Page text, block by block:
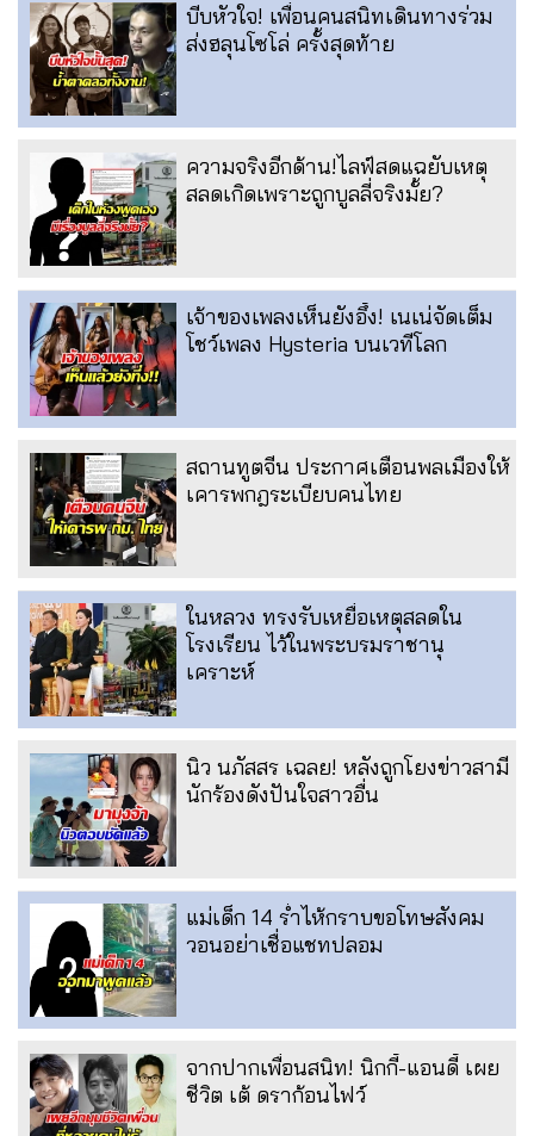
บีบหัวใจ! เพื่อนคนสนิทเดินทางร่วม
ส่งฮลุนโซโล่ ครั้งสุดท้าย
ความจริงอีกด้าน!ไลฟ์สดแฉยับเหตุ
สลดเกิดเพราะถูกบูลลี่จริงมั้ย?
เจ้าของเพลงเห็นยังอึ้ง! เนเน่จัดเต็ม
โชว์เพลง Hysteria บนเวทีโลก
สถานทูตจีน ประกาศเตือนพลเมืองให้
เคารพกฎระเบียบคนไทย
ในหลวง ทรงรับเหยื่อเหตุสลดใน
โรงเรียน ไว้ในพระบรมราชานุ
เคราะห์
นิว นภัสสร เฉลย! หลังถูกโยงข่าวสามี
นักร้องดังปันใจสาวอื่น
แม่เด็ก 14 ร่ำไห้กราบขอโทษสังคม
วอนอย่าเชื่อแชทปลอม
จากปากเพื่อนสนิท! นิกกี้-แอนดี้ เผย
ชีวิต เต้ ดราก้อนไฟว์